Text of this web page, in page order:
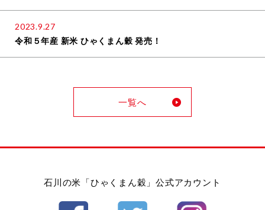
2023.9.27
令和５年産 新米 ひゃくまん穀 発売！
一覧へ
石川の米「ひゃくまん穀」公式アカウント